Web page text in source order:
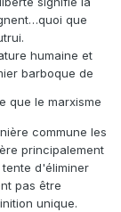
que
humaine et
barboque de
que le marxisme
commune les
principalement
d'éliminer
pas être
unique.